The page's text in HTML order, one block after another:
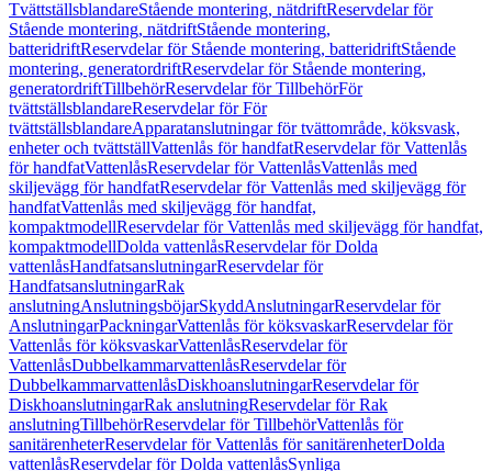
TvättställsblandareStående montering, nätdriftReservdelar för
Stående montering, nätdriftStående montering,
batteridriftReservdelar för Stående montering, batteridriftStående
montering, generatordriftReservdelar för Stående montering,
generatordriftTillbehörReservdelar för TillbehörFör
tvättställsblandareReservdelar för För
tvättställsblandareApparatanslutningar för tvättområde, köksvask,
enheter och tvättställVattenlås för handfatReservdelar för Vattenlås
för handfatVattenlåsReservdelar för VattenlåsVattenlås med
skiljevägg för handfatReservdelar för Vattenlås med skiljevägg för
handfatVattenlås med skiljevägg för handfat,
kompaktmodellReservdelar för Vattenlås med skiljevägg för handfat,
kompaktmodellDolda vattenlåsReservdelar för Dolda
vattenlåsHandfatsanslutningarReservdelar för
HandfatsanslutningarRak
anslutningAnslutningsböjarSkyddAnslutningarReservdelar för
AnslutningarPackningarVattenlås för köksvaskarReservdelar för
Vattenlås för köksvaskarVattenlåsReservdelar för
VattenlåsDubbelkammarvattenlåsReservdelar för
DubbelkammarvattenlåsDiskhoanslutningarReservdelar för
DiskhoanslutningarRak anslutningReservdelar för Rak
anslutningTillbehörReservdelar för TillbehörVattenlås för
sanitärenheterReservdelar för Vattenlås för sanitärenheterDolda
vattenlåsReservdelar för Dolda vattenlåsSynliga